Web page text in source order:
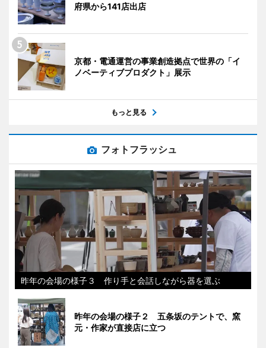
府県から141店出店
京都・電通運営の事業創造拠点で世界の「イ
ノベーティブプロダクト」展示
もっと見る
フォトフラッシュ
昨年の会場の様子３ 作り手と会話しながら器を選ぶ
昨年の会場の様子２ 五条坂のテントで、窯
元・作家が直接店に立つ